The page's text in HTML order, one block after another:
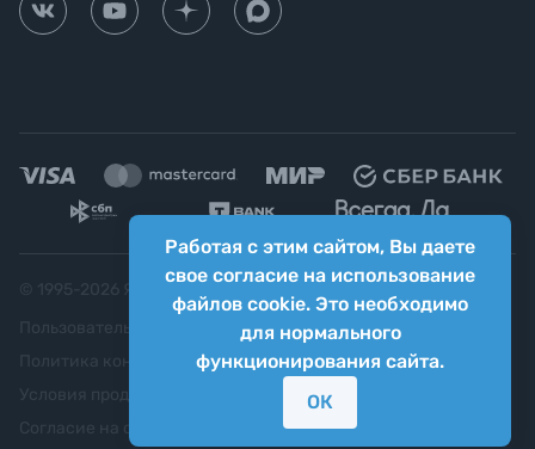
Работая с этим сайтом, Вы даете
свое согласие на использование
файлов cookie. Это необходимо
для нормального
функционирования сайта.
ОК
Яркий фотомаркет ("Яркий Мир")
Пользовательское соглашение
Политика конфиденциальности
Согласие на обработку персональных данных